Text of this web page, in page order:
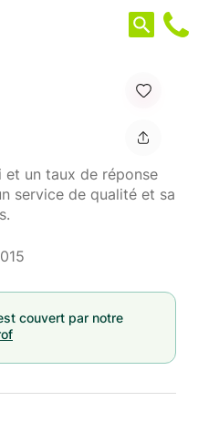
et un taux de réponse
service de qualité et sa
couvert par notre